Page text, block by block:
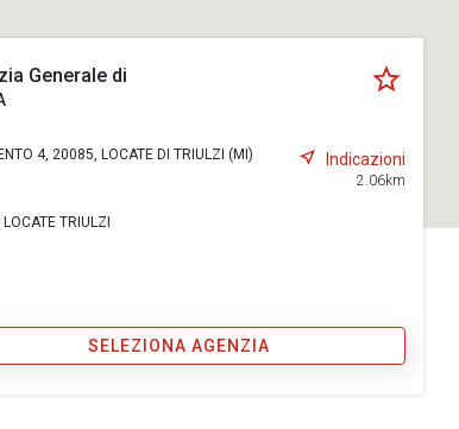
Generale di
4, 20085, LOCATE DI TRIULZI (MI) Indicazioni
2.06km
TRIULZI
SELEZIONA AGENZIA